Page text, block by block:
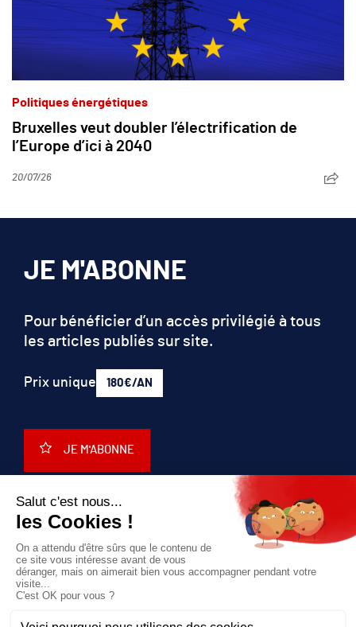
Politiques énergétiques
Bruxelles veut doubler l’électrification de
l’Europe d’ici à 2040
20/07/26
JE M'ABONNE
Pour bénéficier d’un accès privilégié à tous
les articles publiés sur site.
Prix unique 180€/AN
JE M'ABONNE